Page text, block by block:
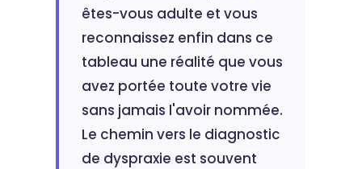
êtes-vous adulte et vous
reconnaissez enfin dans ce
tableau une réalité que vous
avez portée toute votre vie
sans jamais l'avoir nommée.
Le chemin vers le diagnostic
de dyspraxie est souvent